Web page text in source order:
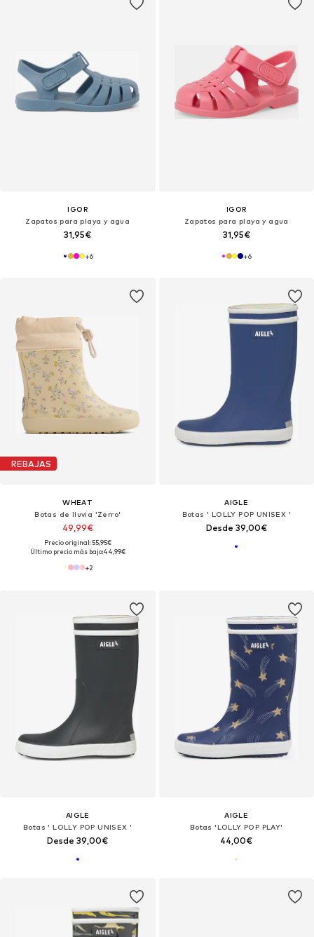
IGOR
Zapatos para playa y agua
31,95€
+6
IGOR
Zapatos para playa y agua
31,95€
+6
REBAJAS
WHEAT
Botas de lluvia 'Zerro'
49,99€
Precio original: 55,95€
Último precio más bajo:44,99€
+2
AIGLE
Botas ' LOLLY POP UNISEX '
Desde 39,00€
AIGLE
Botas ' LOLLY POP UNISEX '
Desde 39,00€
AIGLE
Botas 'LOLLY POP PLAY'
44,00€